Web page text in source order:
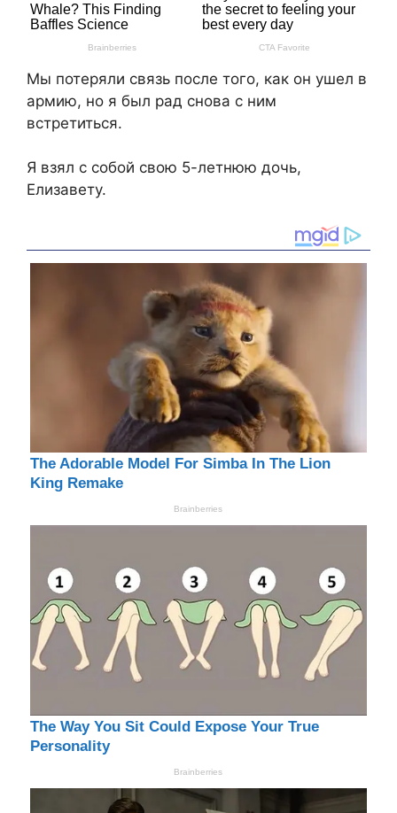
Мы потеряли связь после того, как он ушел в
армию, но я был рад снова с ним
встретиться.
Я взял с собой свою 5-летнюю дочь,
Елизавету.